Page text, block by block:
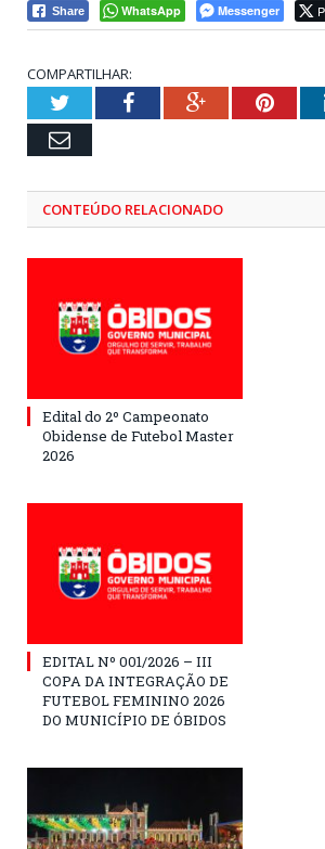
Share WhatsApp Messenger
COMPARTILHAR:
TwitterFacebookGoogle+
Email
CONTEÚDO RELACIONADO
Edital do 2º Campeonato
Obidense de Futebol Master
2026
EDITAL Nº 001/2026 – III
COPA DA INTEGRAÇÃO DE
FUTEBOL FEMININO 2026
DO MUNICÍPIO DE ÓBIDOS